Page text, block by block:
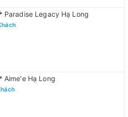
Paradise Legacy Hạ Long
Aime'e Hạ Long